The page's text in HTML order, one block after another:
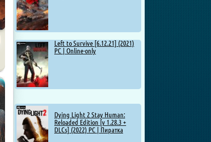
Left to Survive [6.12.21] (2021)
PC | Online-only
Dying Light 2 Stay Human:
Reloaded Edition [v 1.28.3 +
DLCs] (2022) PC | Пиратка